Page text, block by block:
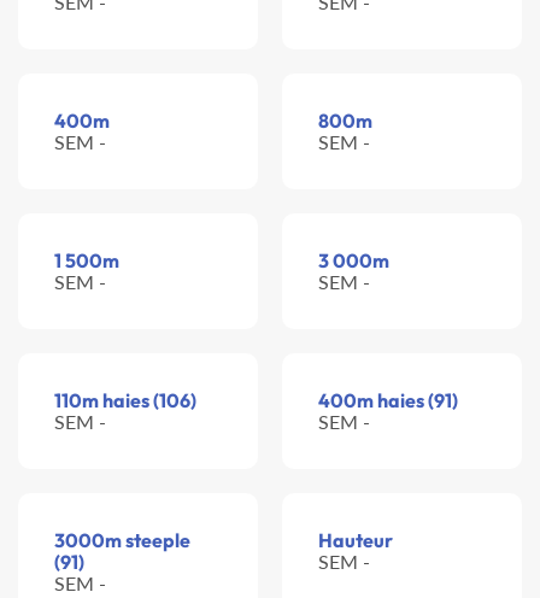
400m
SEM -
800m
SEM -
1 500m
SEM -
3 000m
SEM -
110m haies (106)
SEM -
400m haies (91)
SEM -
3000m steeple
(91)
SEM -
Hauteur
SEM -